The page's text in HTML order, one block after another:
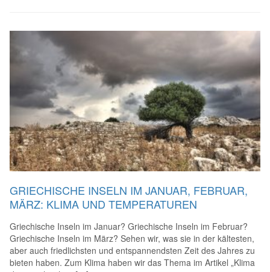
GRIECHISCHE INSELN IM JANUAR, FEBRUAR,
MÄRZ: KLIMA UND TEMPERATUREN
Griechische Inseln im Januar? Griechische Inseln im Februar?
Griechische Inseln im März? Sehen wir, was sie in der kältesten,
aber auch friedlichsten und entspannendsten Zeit des Jahres zu
bieten haben. Zum Klima haben wir das Thema im Artikel „Klima